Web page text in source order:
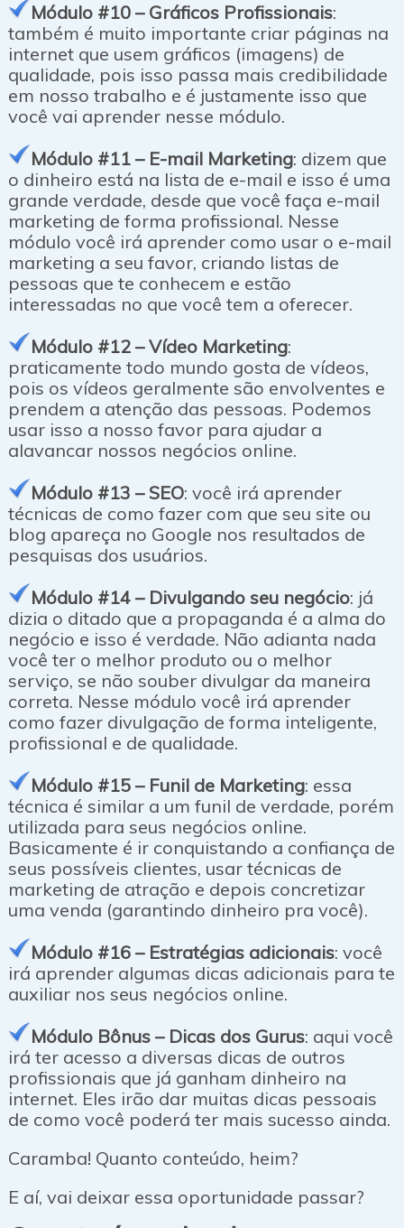
Módulo #10 – Gráficos Profissionais:
também é muito importante criar páginas na
internet que usem gráficos (imagens) de
qualidade, pois isso passa mais credibilidade
em nosso trabalho e é justamente isso que
você vai aprender nesse módulo.
Módulo #11 – E-mail Marketing: dizem que
o dinheiro está na lista de e-mail e isso é uma
grande verdade, desde que você faça e-mail
marketing de forma profissional. Nesse
módulo você irá aprender como usar o e-mail
marketing a seu favor, criando listas de
pessoas que te conhecem e estão
interessadas no que você tem a oferecer.
Módulo #12 – Vídeo Marketing:
praticamente todo mundo gosta de vídeos,
pois os vídeos geralmente são envolventes e
prendem a atenção das pessoas. Podemos
usar isso a nosso favor para ajudar a
alavancar nossos negócios online.
Módulo #13 – SEO: você irá aprender
técnicas de como fazer com que seu site ou
blog apareça no Google nos resultados de
pesquisas dos usuários.
Módulo #14 – Divulgando seu negócio: já
dizia o ditado que a propaganda é a alma do
negócio e isso é verdade. Não adianta nada
você ter o melhor produto ou o melhor
serviço, se não souber divulgar da maneira
correta. Nesse módulo você irá aprender
como fazer divulgação de forma inteligente,
profissional e de qualidade.
Módulo #15 – Funil de Marketing: essa
técnica é similar a um funil de verdade, porém
utilizada para seus negócios online.
Basicamente é ir conquistando a confiança de
seus possíveis clientes, usar técnicas de
marketing de atração e depois concretizar
uma venda (garantindo dinheiro pra você).
Módulo #16 – Estratégias adicionais: você
irá aprender algumas dicas adicionais para te
auxiliar nos seus negócios online.
Módulo Bônus – Dicas dos Gurus: aqui você
irá ter acesso a diversas dicas de outros
profissionais que já ganham dinheiro na
internet. Eles irão dar muitas dicas pessoais
de como você poderá ter mais sucesso ainda.
Caramba! Quanto conteúdo, heim?
E aí, vai deixar essa oportunidade passar?